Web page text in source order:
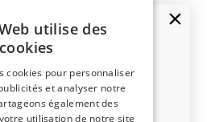
offrent une meilleure adhérence
du chargement et du
fonctionnalité et style robuste,
à remplacer, et disponibles en
protections en PU sont flexibles,
utilise des
cookies
cookies pour personnaliser
et analyser notre
également des
utilisation de notre site
réduction de 5 % ?